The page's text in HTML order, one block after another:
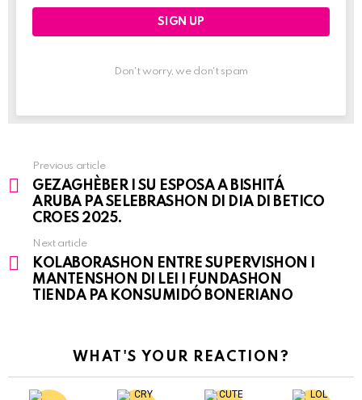
Don't worry, we don't spam
See
more
Previous article
GEZAGHÈBER I SU ESPOSA A BISHITÁ
ARUBA PA SELEBRASHON DI DIA DI BETICO
CROES 2025.
Next article
KOLABORASHON ENTRE SUPERVISHON I
MANTENSHON DI LEI I FUNDASHON
TIENDA PA KONSUMIDÓ BONERIANO
WHAT'S YOUR REACTION?